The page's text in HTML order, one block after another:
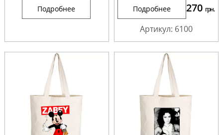
Подробнее Подробнее 270 грн.
Артикул: 6100